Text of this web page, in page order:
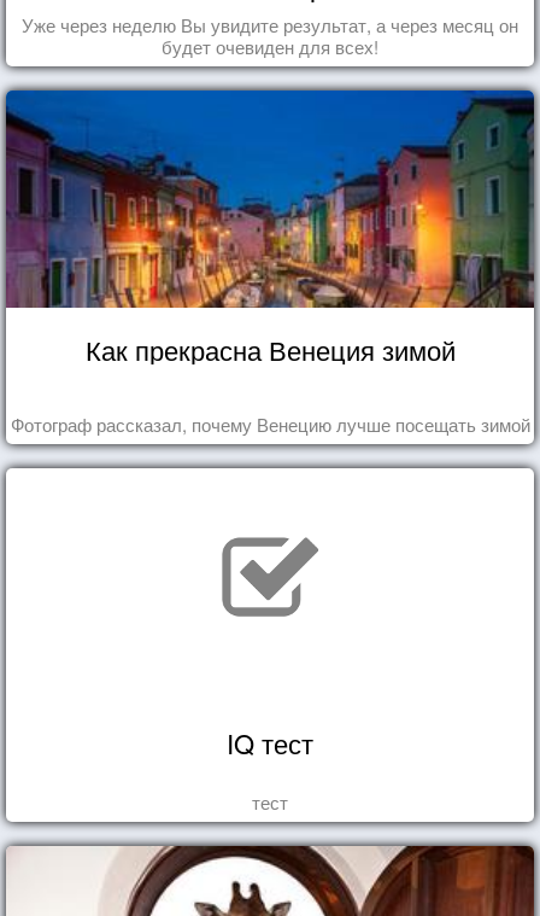
Уже через неделю Вы увидите результат, а через месяц он
будет очевиден для всех!
Как прекрасна Венеция зимой
Фотограф рассказал, почему Венецию лучше посещать зимой
IQ тест
тест